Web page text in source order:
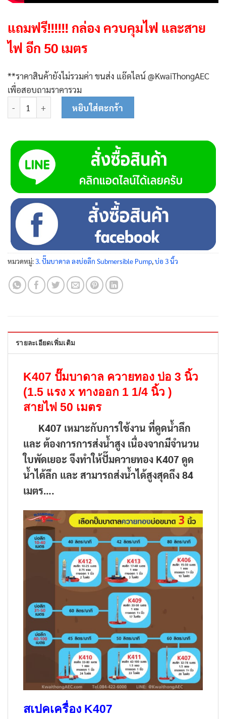
แถมฟรี!!!!!! กล่อง ควบคุมไฟ และสาย
ไฟ อีก 50 เมตร
**ราคาสินค้ายังไม่รวมค่า ขนส่ง แอ๊ดไลน์ @KwaiThongAEC
เพื่อสอบถามราคารวม
จำนวน K407 ปั๊มซับเมอร์ส (ปั๊มบาดาล) ควายทอง บ่อ 3 นิ้ว (1.5 แร
หยิบใส่ตะกร้า
หมวดหมู่:3. ปั๊มบาดาล ลงบ่อลึก Submersible Pump,บ่อ 3 นิ้ว
รายละเอียดเพิ่มเติม
K407 ปั๊มบาดาล ควายทอง บ่อ 3 นิ้ว
(1.5 แรง x ทางออก 1 1/4 นิ้ว )
สายไฟ 50 เมตร
K407 เหมาะกับการใช้งาน ที่ดูดน้ำลึก
และ ต้องการการส่งน้ำสูง เนื่องจากมีจำนวน
ใบพัดเยอะ จึงทำให้ปั๊มควายทอง K407 ดูด
น้ำได้ลึก และ สามารถส่งน้ำได้สูงสุดถึง 84
เมตร….
สเปคเครื่อง K407